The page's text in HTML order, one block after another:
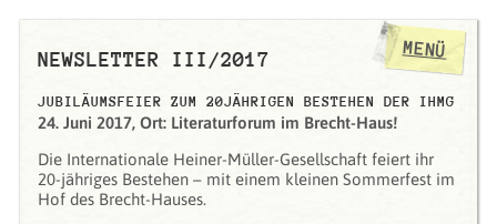
NEWSLETTER III/2017
JUBILÄUMSFEIER ZUM 20JÄHRIGEN BESTEHEN DER IHMG
24. Juni 2017, Ort: Literaturforum im Brecht-Haus!
Die Internationale Heiner-Müller-Gesellschaft feiert ihr
20-jähriges Bestehen – mit einem kleinen Sommerfest im
Hof des Brecht-Hauses.
MENÜ